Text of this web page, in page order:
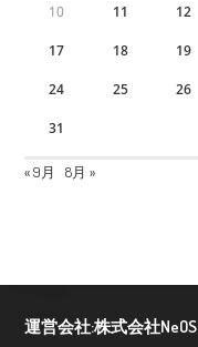
10 11 12
17 18 19
24 25 26
31
« 9月 8月 »
運営会社:株式会社NeOS